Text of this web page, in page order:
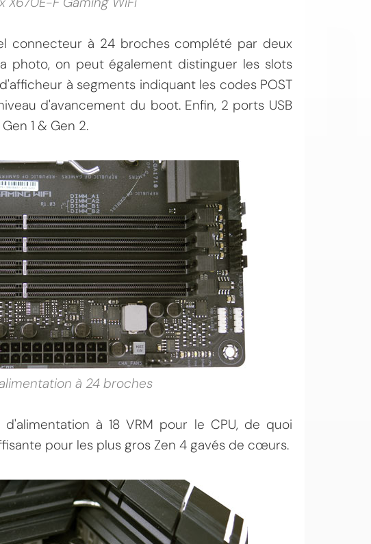
connecteur à 24 broches complété par deux
photo, on peut également distinguer les slots
à segments indiquant les codes POST
d'avancement du boot. Enfin, 2 ports USB
1 & Gen 2.
à 24 broches
à 18 VRM pour le CPU, de quoi
pour les plus gros Zen 4 gavés de cœurs.